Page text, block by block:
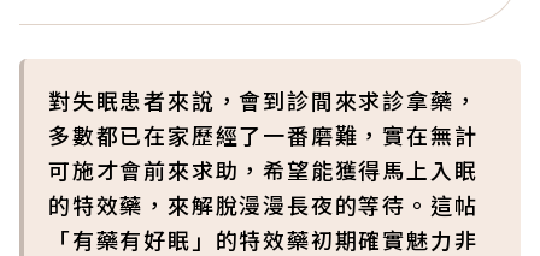
對失眠患者來說，會到診間來求診拿藥，
多數都已在家歷經了一番磨難，實在無計
可施才會前來求助，希望能獲得馬上入眠
的特效藥，來解脫漫漫長夜的等待。這帖
「有藥有好眠」的特效藥初期確實魅力非